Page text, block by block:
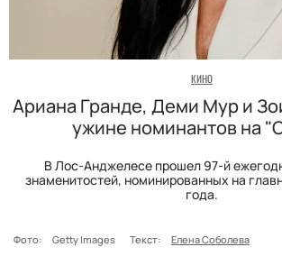
КИНО
Ариана Гранде, Деми Мур и
ужине номинантов на
В Лос-Анджелесе прошел 97-й
знаменитостей, номинированных на
года.
Фото: Getty Images Текст: Елена Соболева